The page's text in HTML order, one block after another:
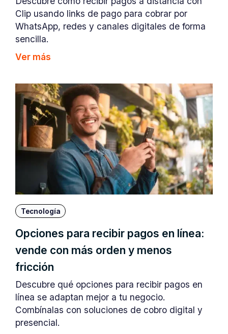
Clip usando links de pago para cobrar por
WhatsApp, redes y canales digitales de forma
sencilla.
Ver más
Tecnología
Opciones para recibir pagos en línea:
vende con más orden y menos
fricción
Descubre qué opciones para recibir pagos en
línea se adaptan mejor a tu negocio.
Combínalas con soluciones de cobro digital y
presencial.